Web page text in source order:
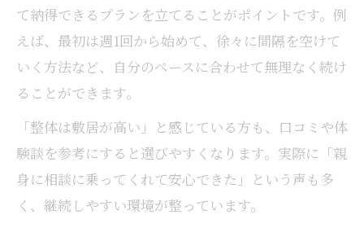
て納得できるプランを立てることがポイントです。例
えば、最初は週1回から始めて、徐々に間隔を空けて
いく方法など、自分のペースに合わせて無理なく続け
ることができます。
「整体は敷居が高い」と感じている方も、口コミや体
験談を参考にすると選びやすくなります。実際に「親
身に相談に乗ってくれて安心できた」という声も多
く、継続しやすい環境が整っています。